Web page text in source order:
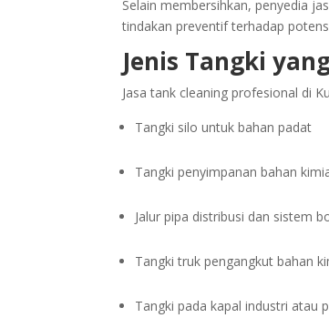
Selain membersihkan, penyedia
tindakan preventif terhadap
Jenis Tangki
Jasa tank cleaning profesional di
Tangki silo untuk bahan padat
Tangki penyimpanan bahan
Jalur pipa distribusi dan sistem
Tangki truk pengangkut bahan
Tangki pada kapal industri atau